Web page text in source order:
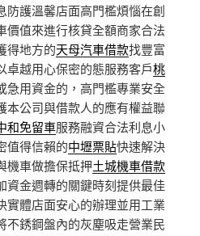
防護溫馨店面高門檻煩惱在創
價值來進行核貸全額商家合法
得地方的天母汽車借款找豐富
卓越用心保密的態服務客戶桃
急用資金的，高門檻專業安全
本公司與借款人的應有權益聯
和免留車服務融資合法利息小
值得信賴的中壢票貼快速解決
機車做擔保抵押土城機車借款
資金週轉的關鍵時刻提供最佳
實體店面安心的辦理並用工業
不銹鋼盤內的灰塵吸走營業民